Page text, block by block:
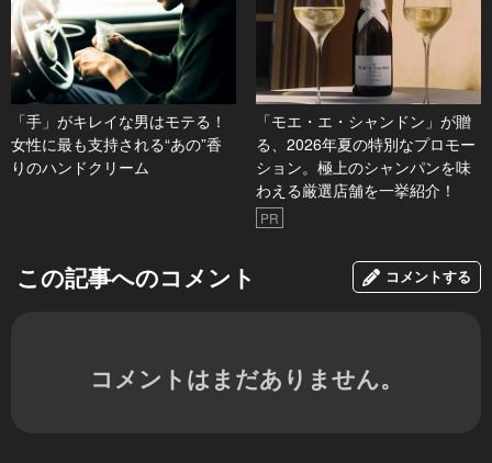
「手」がキレイな男はモテる！
女性に最も支持される“あの”香
りのハンドクリーム
「モエ・エ・シャンドン」が贈
る、2026年夏の特別なプロモー
ション。極上のシャンパンを味
わえる厳選店舗を一挙紹介！
PR
この記事へのコメント コメントする
コメントはまだありません。